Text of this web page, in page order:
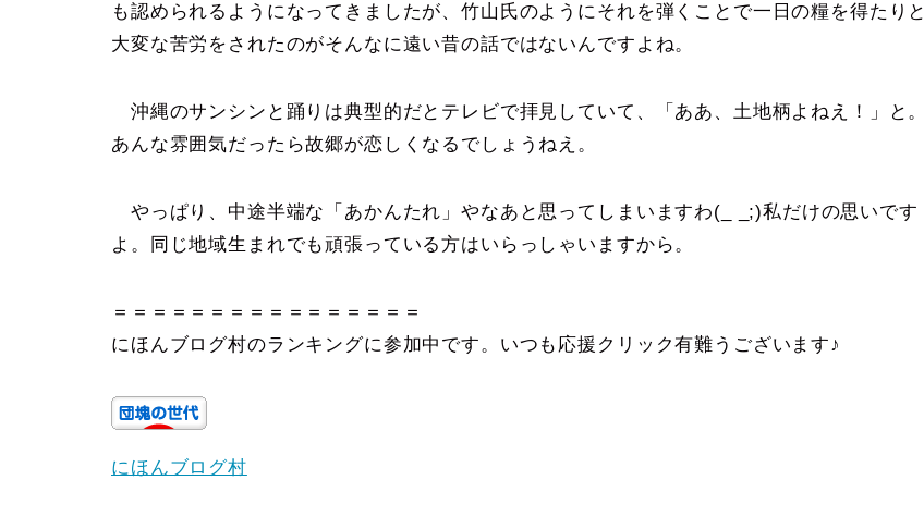
も認められるようになってきましたが、竹山氏のようにそれを弾くことで一日の糧を得たりと
大変な苦労をされたのがそんなに遠い昔の話ではないんですよね。
沖縄のサンシンと踊りは典型的だとテレビで拝見していて、「ああ、土地柄よねえ！」と。
あんな雰囲気だったら故郷が恋しくなるでしょうねえ。
やっぱり、中途半端な「あかんたれ」やなあと思ってしまいますわ(_ _;)私だけの思いです
よ。同じ地域生まれでも頑張っている方はいらっしゃいますから。
＝＝＝＝＝＝＝＝＝＝＝＝＝＝＝＝
にほんブログ村のランキングに参加中です。いつも応援クリック有難うございます♪
にほんブログ村